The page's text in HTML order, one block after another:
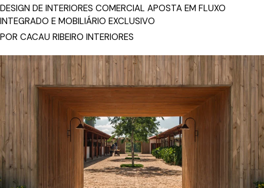
DESIGN DE INTERIORES COMERCIAL APOSTA EM FLUXO
INTEGRADO E MOBILIÁRIO EXCLUSIVO
POR CACAU RIBEIRO INTERIORES